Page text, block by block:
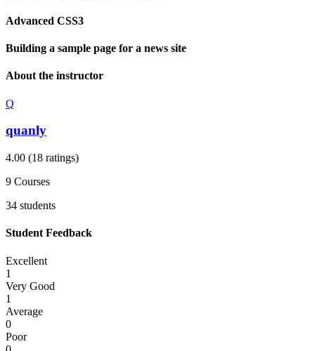
Advanced CSS3
Building a sample page for a news site
About the instructor
Q
quanly
4.00 (18 ratings)
9 Courses
34 students
Student Feedback
Excellent
1
Very Good
1
Average
0
Poor